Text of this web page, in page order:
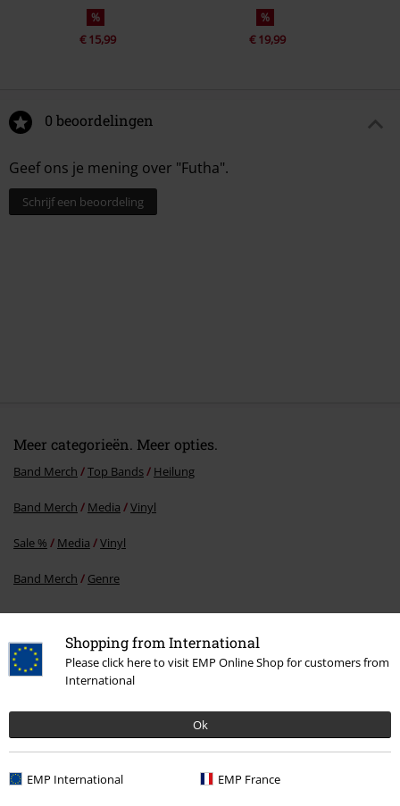
Shopping from International
Please click here to visit EMP Online Shop for customers from
International
Ok
EMP International EMP France
%
€ 15,99
%
€ 19,99
0 beoordelingen
Geef ons je mening over "Futha".
Schrijf een beoordeling
Meer categorieën. Meer opties.
Band Merch Top Bands Heilung
Band Merch Media Vinyl
Sale % Media Vinyl
Band Merch Genre
15%
E-mailnieuwsbrief
korting!Meer info